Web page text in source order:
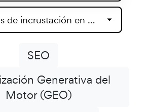
Recursos de incrustación en el panel de control
SEO
Generativa del
Motor (GEO)